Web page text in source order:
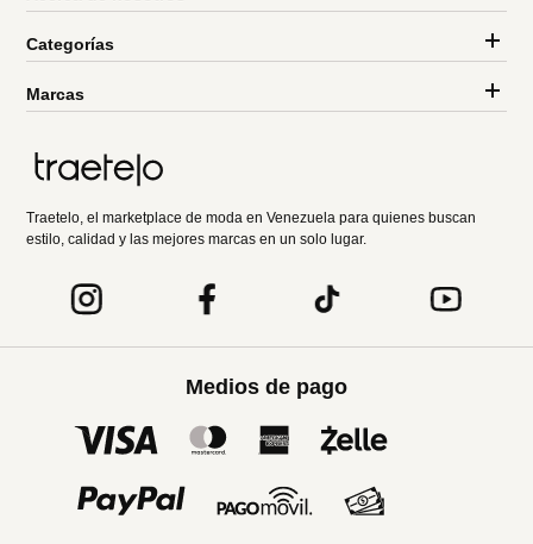
Categorías
Marcas
Traetelo, el marketplace de moda en Venezuela para quienes buscan
estilo, calidad y las mejores marcas en un solo lugar.
Medios de pago